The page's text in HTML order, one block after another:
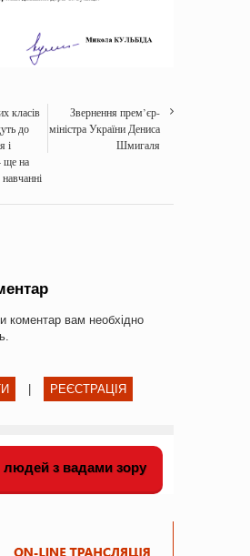
класів
до
і
ще на
Звернення прем’єр-
міністра України Дениса
Шмигаля
коментар вам необхідно
.
РЕЄСТРАЦІЯ
з вадами зору